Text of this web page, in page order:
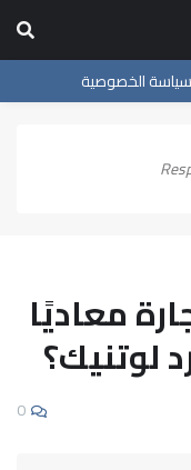
سياسة الخصوصية
معاديًا
لوتنيك؟
0